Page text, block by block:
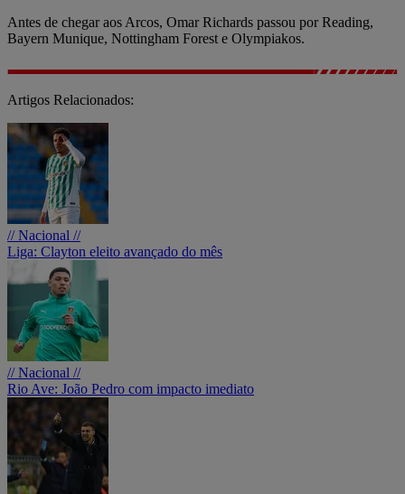
Antes de chegar aos Arcos, Omar Richards passou por Reading,
Bayern Munique, Nottingham Forest e Olympiakos.
Artigos Relacionados:
// Nacional //
Liga: Clayton eleito avançado do mês
// Nacional //
Rio Ave: João Pedro com impacto imediato